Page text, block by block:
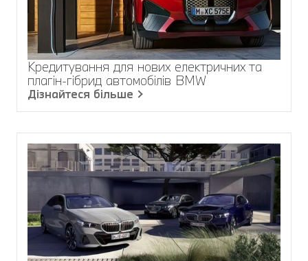
Кредитування для нових електричних та
плагін-гібрид автомобілів BMW
Дізнайтеся більше